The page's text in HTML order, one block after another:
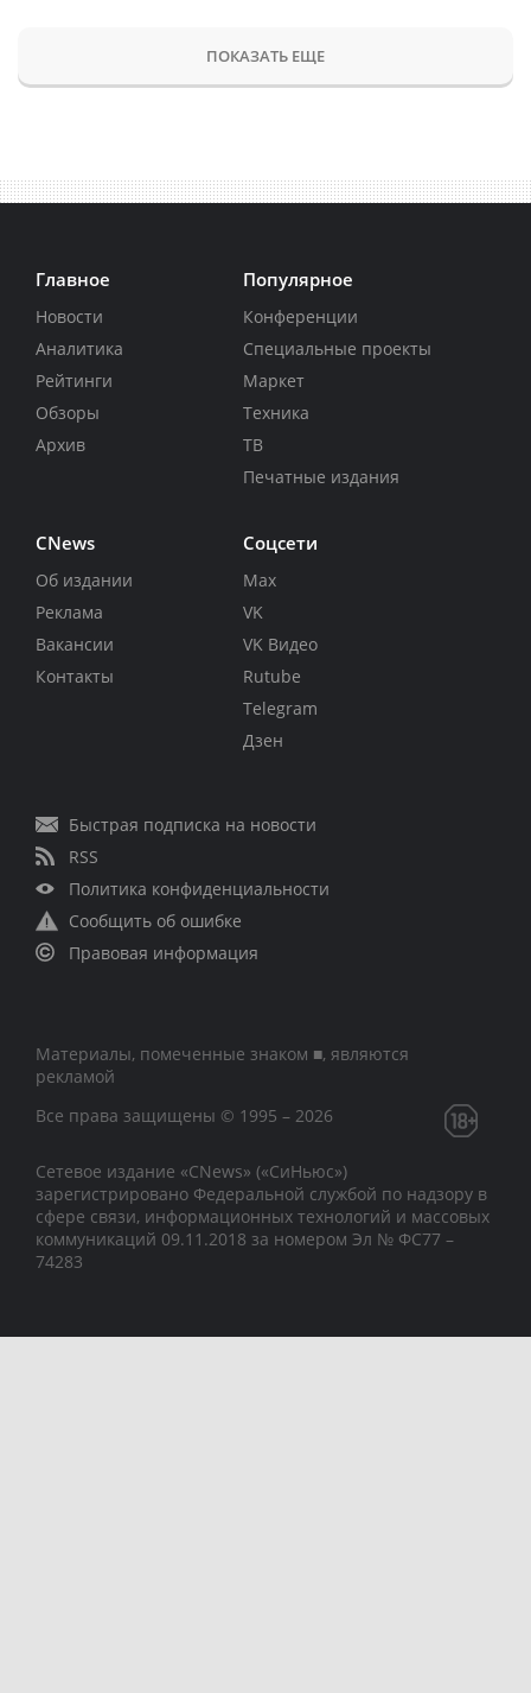
ПОКАЗАТЬ ЕЩЕ
Главное
Новости
Аналитика
Рейтинги
Обзоры
Архив
Популярное
Конференции
Специальные проекты
Маркет
Техника
ТВ
Печатные издания
CNews
Об издании
Реклама
Вакансии
Контакты
Соцсети
Max
VK
VK Видео
Rutube
Telegram
Дзен
Быстрая подписка на новости
RSS
Политика конфиденциальности
Сообщить об ошибке
Правовая информация
Материалы, помеченные знаком ■, являются
рекламой
Все права защищены © 1995 – 2026
Сетевое издание «CNews» («СиНьюс»)
зарегистрировано Федеральной службой по надзору в
сфере связи, информационных технологий и массовых
коммуникаций 09.11.2018 за номером Эл № ФС77 –
74283